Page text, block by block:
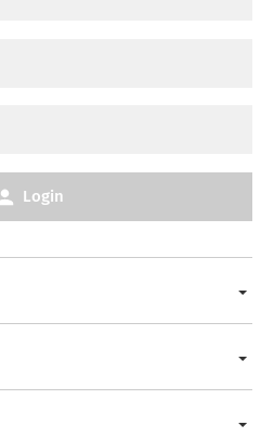
Login